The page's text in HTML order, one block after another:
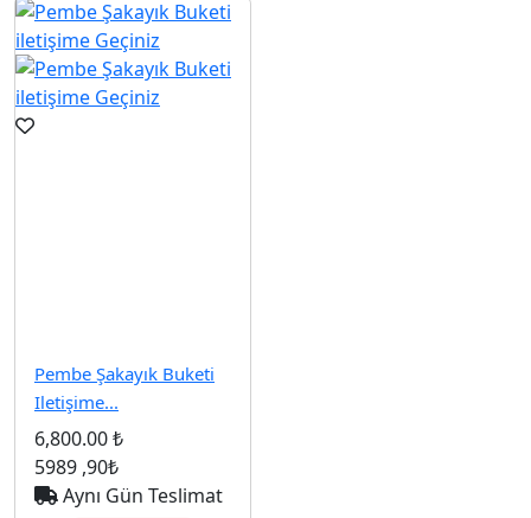
Pembe Şakayık Buketi
Iletişime...
6,800.00 ₺
5989 ,90₺
Aynı Gün Teslimat